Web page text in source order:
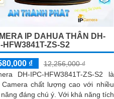
IP DAHUA THÂN DH-
HFW3841T-ZS-S2
₫
12,256,000 ₫
DH-IPC-HFW3841T-ZS-S2 là
Camera chất lượng cao với nhiều
đáng chú ý. Với khả năng tích